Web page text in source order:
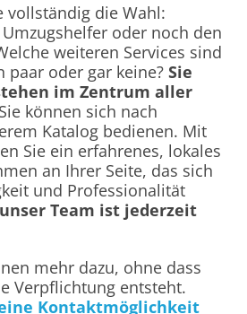
vollständig die Wahl:
oder noch den
weiteren Services sind
paar oder gar keine? Sie
im Zentrum aller
können sich nach
Katalog bedienen. Mit
Sie ein erfahrenes, lokales
an Ihrer Seite, das sich
und Professionalität
Team ist jederzeit
mehr dazu, ohne dass
Verpflichtung entsteht.
Kontaktmöglichkeit